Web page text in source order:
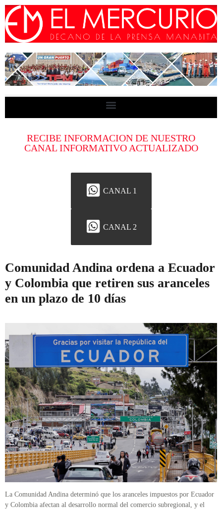
RECIBE INFORMACION DE NUESTRO
CANAL INFORMATIVO ACTUALIZADO
CANAL 1
CANAL 2
Comunidad Andina ordena a Ecuador
y Colombia que retiren sus aranceles
en un plazo de 10 días
La Comunidad Andina determinó que los aranceles impuestos por Ecuador
y Colombia afectan al desarrollo normal del comercio subregional, y el